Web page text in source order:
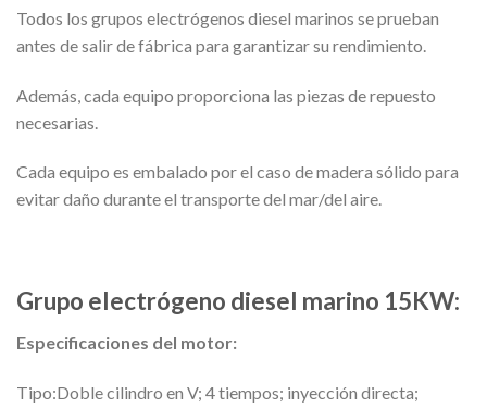
Todos los grupos electrógenos diesel marinos se prueban
antes de salir de fábrica para garantizar su rendimiento.
Además, cada equipo proporciona las piezas de repuesto
necesarias.
Cada equipo es embalado por el caso de madera sólido para
evitar daño durante el transporte del mar/del aire.
Grupo electrógeno diesel marino 15KW:
Especificaciones del motor:
Tipo:Doble cilindro en V; 4 tiempos; inyección directa;